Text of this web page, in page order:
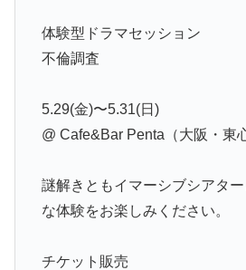
体験型ドラマセッション
不倫調査
5.29(金)〜5.31(日)
@ Cafe&Bar Penta（大阪・東
謎解きともイマーシブシアタ
な体験をお楽しみください。
チケット販売